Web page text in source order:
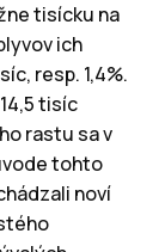
tisícku na
ich
resp. 1,4%.
tisíc
rastu sa v
tohto
noví